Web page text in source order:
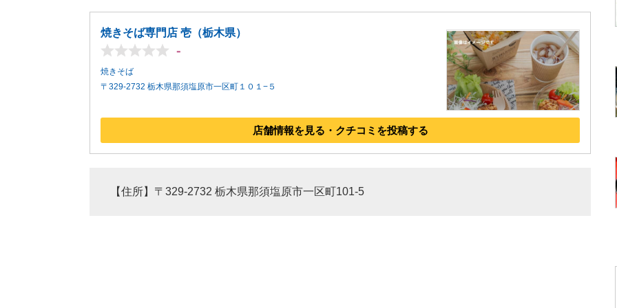
焼きそば専門店 壱（栃木県）
-
焼きそば
〒329-2732 栃木県那須塩原市一区町１０１−５
店舗情報を見る・クチコミを投稿する
【住所】〒329-2732 栃木県那須塩原市一区町101-5